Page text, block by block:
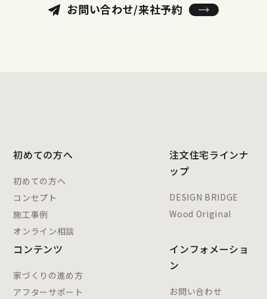
お問い合わせ/来社予約
初めての方へ
初めての方へ
コンセプト
施工事例
オンライン相談
注文住宅ラインナ
ップ
DESIGN BRIDGE
Wood Original
コンテンツ
家づくりの進め方
アフターサポート
インフォメーショ
ン
お問い合わせ